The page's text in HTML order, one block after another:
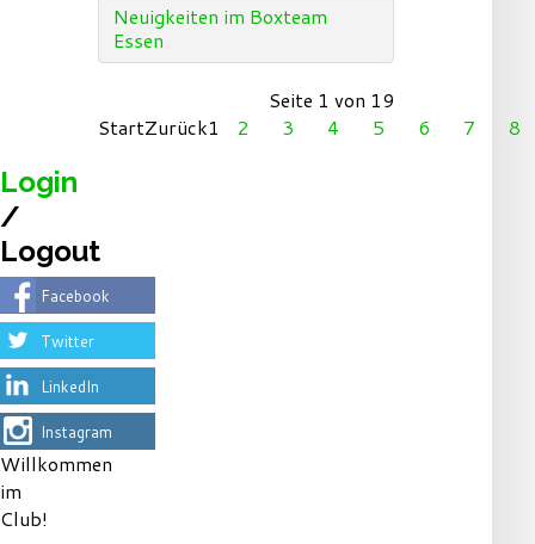
Neuigkeiten im Boxteam
Essen
Seite 1 von 19
StartZurück1 2 3 4 5 6 7 8
Login
/
Logout
Facebook
Twitter
LinkedIn
Instagram
Willkommen
im
Club!